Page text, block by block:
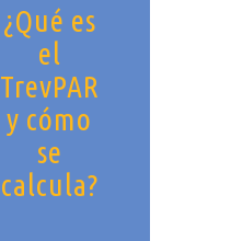
¿Qué es
el
TrevPAR
y cómo
se
calcula?